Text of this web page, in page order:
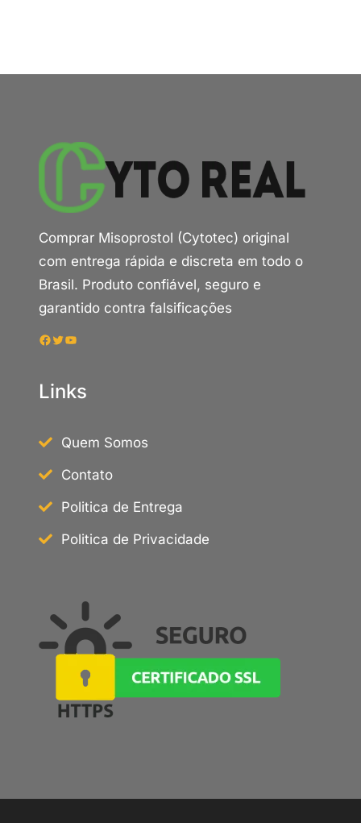
Comprar Misoprostol (Cytotec) original
com entrega rápida e discreta em todo o
Brasil. Produto confiável, seguro e
garantido contra falsificações
Facebook Twitter Youtube
Links
Quem Somos
Contato
Politica de Entrega
Politica de Privacidade